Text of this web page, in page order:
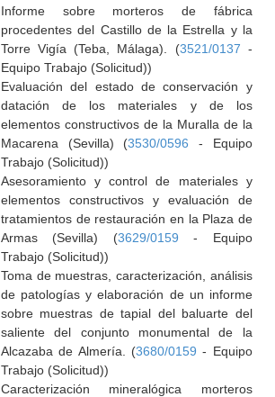
Informe sobre morteros de fábrica
procedentes del Castillo de la Estrella y la
Torre Vigía (Teba, Málaga). (3521/0137 -
Equipo Trabajo (Solicitud))
Evaluación del estado de conservación y
datación de los materiales y de los
elementos constructivos de la Muralla de la
Macarena (Sevilla) (3530/0596 - Equipo
Trabajo (Solicitud))
Asesoramiento y control de materiales y
elementos constructivos y evaluación de
tratamientos de restauración en la Plaza de
Armas (Sevilla) (3629/0159 - Equipo
Trabajo (Solicitud))
Toma de muestras, caracterización, análisis
de patologías y elaboración de un informe
sobre muestras de tapial del baluarte del
saliente del conjunto monumental de la
Alcazaba de Almería. (3680/0159 - Equipo
Trabajo (Solicitud))
Caracterización mineralógica morteros